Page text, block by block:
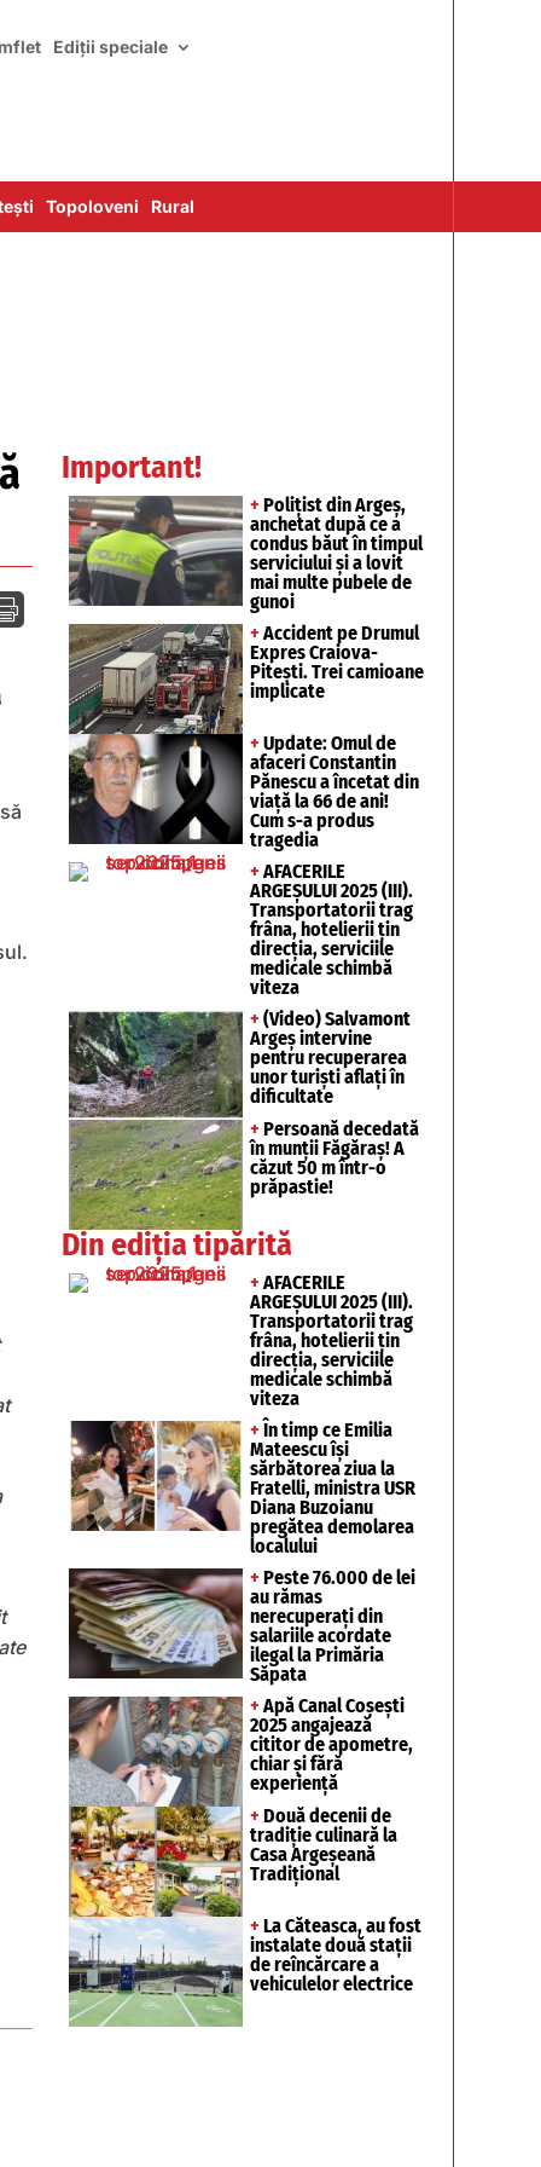
Ediții speciale
Topoloveni Rural
Important!
+ Polițist din Argeș,
anchetat după ce a
condus băut în timpul
serviciului și a lovit
mai multe pubele de
gunoi
+ Accident pe Drumul
Expres Craiova-
Pitești. Trei camioane
implicate
+ Update: Omul de
afaceri Constantin
Pănescu a încetat din
viață la 66 de ani!
Cum s-a produs
tragedia
+ AFACERILE
ARGEȘULUI 2025 (III).
Transportatorii trag
frâna, hotelierii țin
direcția, serviciile
medicale schimbă
viteza
+ (Video) Salvamont
Argeș intervine
pentru recuperarea
unor turişti aflaţi în
dificultate
+ Persoană decedată
în munții Făgăraș! A
căzut 50 m într-o
prăpastie!
Din ediția tipărită
+ AFACERILE
ARGEȘULUI 2025 (III).
Transportatorii trag
frâna, hotelierii țin
direcția, serviciile
medicale schimbă
viteza
+ În timp ce Emilia
Mateescu își
sărbătorea ziua la
Fratelli, ministra USR
Diana Buzoianu
pregătea demolarea
localului
+ Peste 76.000 de lei
au rămas
nerecuperați din
salariile acordate
ilegal la Primăria
Săpata
+ Apă Canal Coșești
2025 angajează
cititor de apometre,
chiar și fără
experiență
+ Două decenii de
tradiție culinară la
Casa Argeșeană
Tradițional
+ La Căteasca, au fost
instalate două stații
de reîncărcare a
vehiculelor electrice